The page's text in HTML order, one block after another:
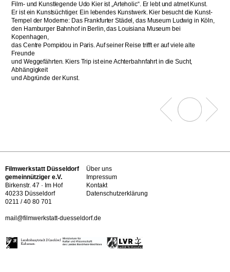
Film- und Kunstlegende Udo Kier ist „Arteholic“. Er lebt und atmet Kunst.
Er ist ein Kunstsüchtiger. Ein lebendes Kunstwerk. Kier besucht die Kunst-
Tempel der Moderne: Das Frankfurter Städel, das Museum Ludwig in Köln,
den Hamburger Bahnhof in Berlin, das Louisiana Museum bei
Kopenhagen,
das Centre Pompidou in Paris. Auf seiner Reise trifft er auf viele alte
Freunde
und Weggefährten. Kiers Trip ist eine Achterbahnfahrt in die Sucht,
Abhängigkeit
und Abgründe der Kunst.
Filmwerkstatt Düsseldorf
gemeinnütziger e.V.
Birkenstr. 47 · Im Hof
40233 Düsseldorf
0211 / 40 80 701
mail@filmwerkstatt-duesseldorf.de
Über uns
Impressum
Kontakt
Datenschutzerklärung